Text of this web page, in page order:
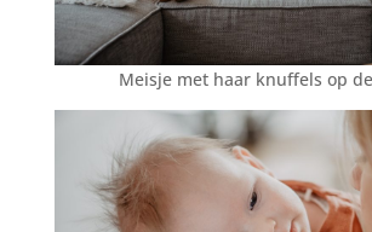
Meisje met haar knuffels op